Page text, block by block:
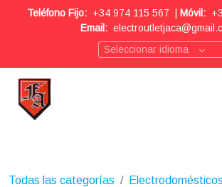
Teléfono Fijo: +34 974 115 567 Móvil:
Email:
Seleccionar idioma
Todas las categorías Electrodomésticos